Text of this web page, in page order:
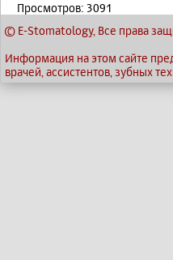
Просмотров: 3091
© E-Stomatology, Все права
Информация на этом сайте
врачей, ассистентов, зубных